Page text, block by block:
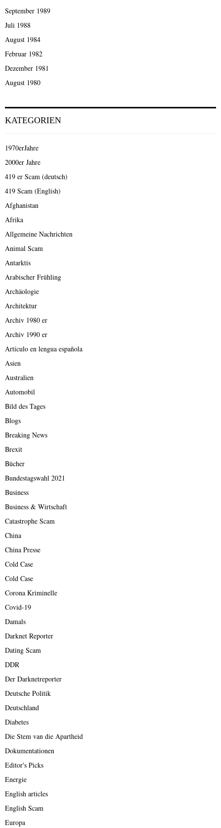
September 1989
Juli 1988
August 1984
Februar 1982
Dezember 1981
August 1980
KATEGORIEN
1970erJahre
2000er Jahre
419 er Scam (deutsch)
419 Scam (English)
Afghanistan
Afrika
Allgemeine Nachrichten
Animal Scam
Antarktis
Arabischer Frühling
Archäologie
Architektur
Archiv 1980 er
Archiv 1990 er
Artículo en lengua española
Asien
Australien
Automobil
Bild des Tages
Blogs
Breaking News
Brexit
Bücher
Bundestagswahl 2021
Business
Business & Wirtschaft
Catastrophe Scam
China
China Presse
Cold Case
Cold Case
Corona Kriminelle
Covid-19
Damals
Darknet Reporter
Dating Scam
DDR
Der Darknetreporter
Deutsche Politik
Deutschland
Diabetes
Die Stem van die Apartheid
Dokumentationen
Editor's Picks
Energie
English articles
English Scam
Europa